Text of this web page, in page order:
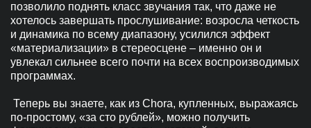
позволило поднять класс звучания так, что даже не
хотелось завершать прослушивание: возросла четкость
и динамика по всему диапазону, усилился эффект
«материализации» в стереосцене – именно он и
увлекал сильнее всего почти на всех воспроизводимых
программах.
Теперь вы знаете, как из Chora, купленных, выражаясь
по-простому, «за сто рублей», можно получить